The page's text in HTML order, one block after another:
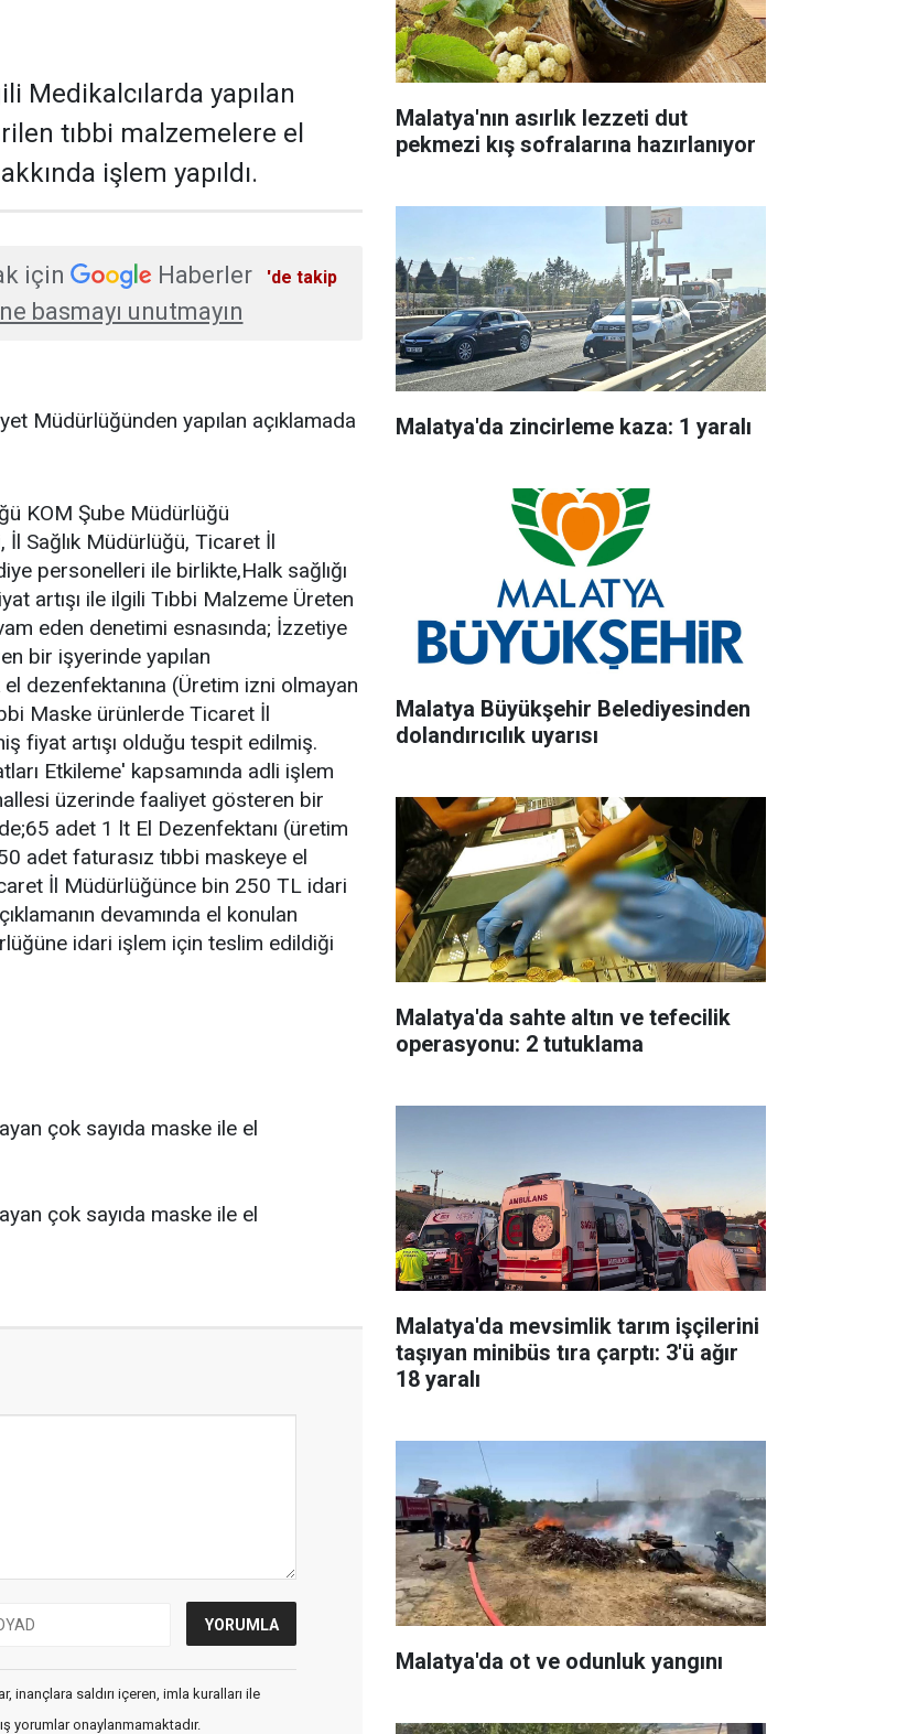
Medikalcılarda yapılan
tıbbi malzemelere el
işlem yapıldı.
için Haberler
'de takip
basmayı unutmayın
Müdürlüğünden yapılan açıklamada
KOM Şube Müdürlüğü
Sağlık Müdürlüğü, Ticaret İl
personelleri ile birlikte,Halk sağlığı
artışı ile ilgili Tıbbi Malzeme Üreten
eden denetimi esnasında; İzzetiye
bir işyerinde yapılan
dezenfektanına (Üretim izni olmayan
Maske ürünlerde Ticaret İl
fiyat artışı olduğu tespit edilmiş.
Etkileme' kapsamında adli işlem
üzerinde faaliyet gösteren bir
adet 1 lt El Dezenfektanı (üretim
adet faturasız tıbbi maskeye el
İl Müdürlüğünce bin 250 TL idari
devamında el konulan
idari işlem için teslim edildiği
inançlara saldırı içeren, imla kuralları ile
yorumlar onaylanmamaktadır.
Malatya'nın asırlık lezzeti dut
pekmezi kış sofralarına hazırlanıyor
Malatya'da zincirleme kaza: 1 yaralı
Malatya Büyükşehir Belediyesinden
dolandırıcılık uyarısı
Malatya'da sahte altın ve tefecilik
operasyonu: 2 tutuklama
Malatya'da mevsimlik tarım işçilerini
taşıyan minibüs tıra çarptı: 3'ü ağır
18 yaralı
Malatya'da ot ve odunluk yangını